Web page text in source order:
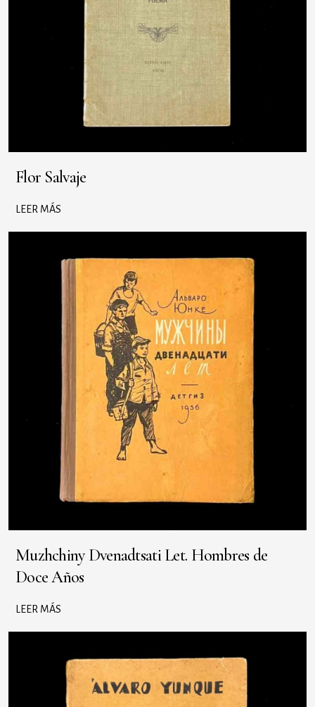
Flor Salvaje
LEER MÁS
Muzhchiny Dvenadtsati Let. Hombres de
Doce Años
LEER MÁS